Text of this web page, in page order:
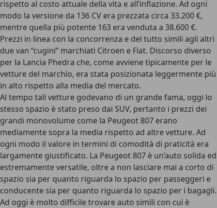
rispetto al costo attuale della vita e all’inflazione. Ad ogni
modo la versione da 136 CV era prezzata circa 33.200 €,
mentre quella più potente 163 era venduta a 38.600 €.
Prezzi in linea con la concorrenza e del tutto simili agli altri
due van “cugini” marchiati Citroen e Fiat. Discorso diverso
per la Lancia Phedra che, come avviene tipicamente per le
vetture del marchio, era stata posizionata leggermente più
in alto rispetto alla media del mercato.
Al tempo tali vetture godevano di un grande fama, oggi lo
stesso spazio è stato preso dai SUV, pertanto i prezzi dei
grandi monovolume come la Peugeot 807 erano
mediamente sopra la media rispetto ad altre vetture. Ad
ogni modo il valore in termini di comodità di praticità era
largamente giustificato. La Peugeot 807 è un’auto solida ed
estremamente versatile, oltre a non lasciare mai a corto di
spazio sia per quanto riguarda lo spazio per passeggeri e
conducente sia per quanto riguarda lo spazio per i bagagli.
Ad oggi è molto difficile trovare auto simili con cui è